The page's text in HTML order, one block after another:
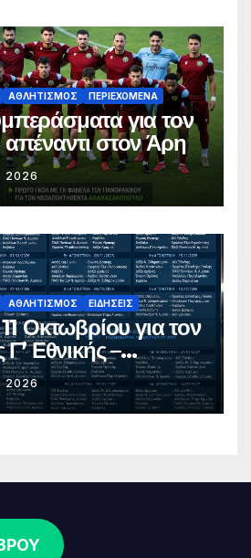
ΑΘΛΗΤΙΣΜΌΣ ΠΕΡΙΕΧΌΜΕΝΑ
για τον
στον Άρη
ΑΘΛΗΤΙΣΜΌΣ ΕΙΔΉΣΕΙΣ
Οκτωβρίου για τον
Εθνικής –
το πλήρες
2026